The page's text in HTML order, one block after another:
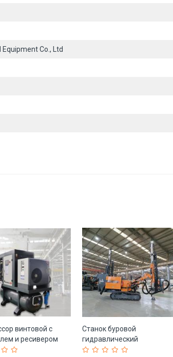
Co., Ltd
винтовой с
и ресивером
резки (арт. 25-
Станок буровой
гидравлический
портативный для шахт (арт.